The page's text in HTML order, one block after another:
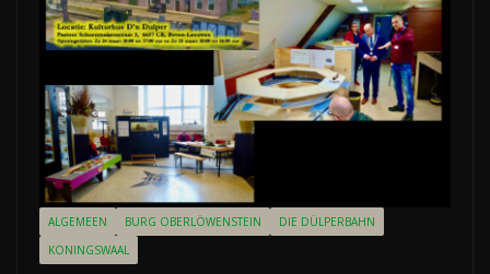
ALGEMEEN BURG OBERLÖWENSTEIN
DIE DÜLPERBAHN
KONINGSWAAL